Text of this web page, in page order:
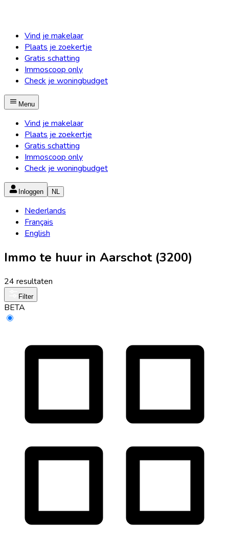
Vind je makelaar
Plaats je zoekertje
Gratis schatting
Immoscoop only
Check je woningbudget
Menu
Vind je makelaar
Plaats je zoekertje
Gratis schatting
Immoscoop only
Check je woningbudget
Inloggen NL
Nederlands
Français
English
Immo te huur in Aarschot (3200)
24 resultaten
Filter
BETA